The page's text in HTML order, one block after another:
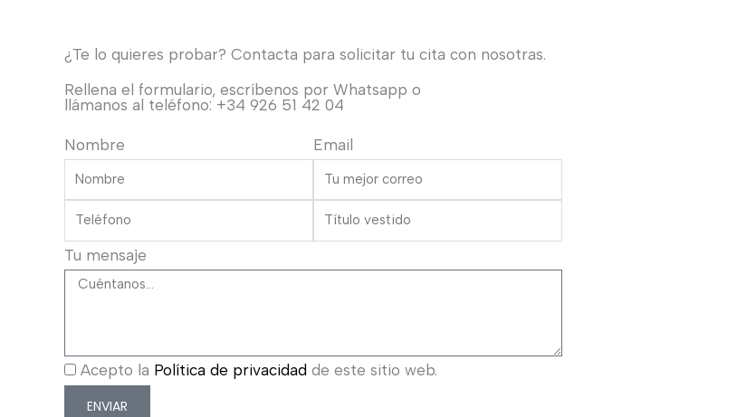
¿Te lo quieres probar? Contacta para solicitar tu cita con nosotras.
Rellena el formulario, escríbenos por Whatsapp o
llámanos al teléfono: +34 926 51 42 04
Nombre Email
Tu mensaje
Acepto la Política de privacidad de este sitio web.
ENVIAR